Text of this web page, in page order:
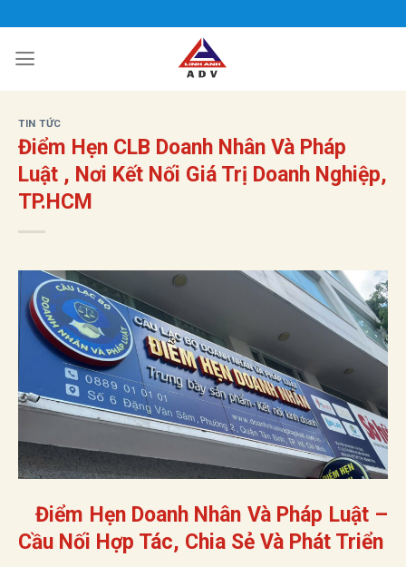
qua
nội
TIN TỨC
Điểm Hẹn CLB Doanh Nhân Và Pháp
Luật , Nơi Kết Nối Giá Trị Doanh Nghiệp,
TP.HCM
Điểm Hẹn Doanh Nhân Và Pháp Luật –
Cầu Nối Hợp Tác, Chia Sẻ Và Phát Triển